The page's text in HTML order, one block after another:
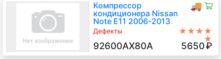
🚚
Компрессор
кондиционера Nissan
Note E11 2006-2013
Дефекты
Клинит муфта, ZEXEL без права на
возврат
CR14DE 1.4 Бензин Инжектор, 5-
★★★★
★
92600AX80A 5650₽